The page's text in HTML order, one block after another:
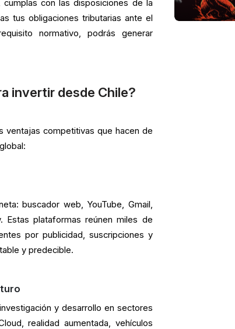
con las disposiciones de la
tus obligaciones tributarias ante el
normativo, podrás generar
invertir desde Chile?
ventajas competitivas que hacen de
buscador web, YouTube, Gmail,
Estas plataformas reúnen miles de
por publicidad, suscripciones y
y predecible.
y desarrollo en sectores
realidad aumentada, vehículos